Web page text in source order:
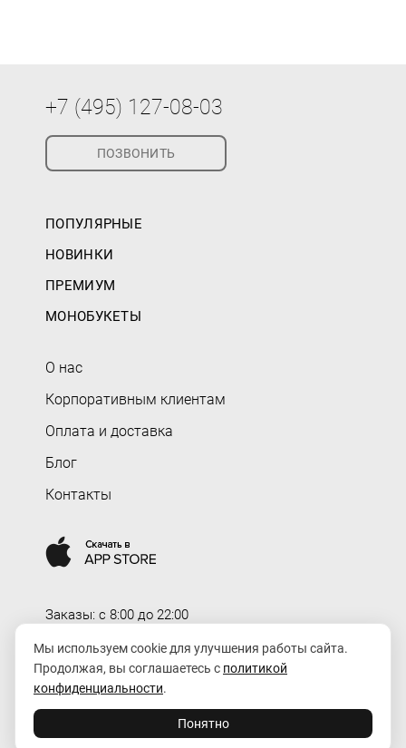
+7 (495) 127-08-03
ПОЗВОНИТЬ
ПОПУЛЯРНЫЕ
НОВИНКИ
ПРЕМИУМ
МОНОБУКЕТЫ
О нас
Корпоративным клиентам
Оплата и доставка
Блог
Контакты
Заказы: c 8:00 до 22:00
Доставка: c 8:00 до 00:00
order@rozaexpress.ru
Мы используем cookie для улучшения работы сайта.
Продолжая, вы соглашаетесь с политикой
конфиденциальности.
Понятно